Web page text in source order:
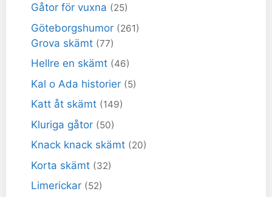
Gåtor för vuxna (25)
Göteborgshumor (261)
Grova skämt (77)
Hellre en skämt (46)
Kal o Ada historier (5)
Katt åt skämt (149)
Kluriga gåtor (50)
Knack knack skämt (20)
Korta skämt (32)
Limerickar (52)